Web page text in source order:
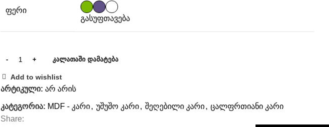
ᲤᲔᲠᲘ
გასუფთავება
ᲙᲐᲚᲐᲗᲐᲨᲘ ᲓᲐᲛᲐᲢᲔᲑᲐ
Add to wishlist
არტიკული: არ არის
კატეგორია: MDF - კარი, უშუშო კარი, შეღებილი კარი, ცალფრთიანი კარი
Share: